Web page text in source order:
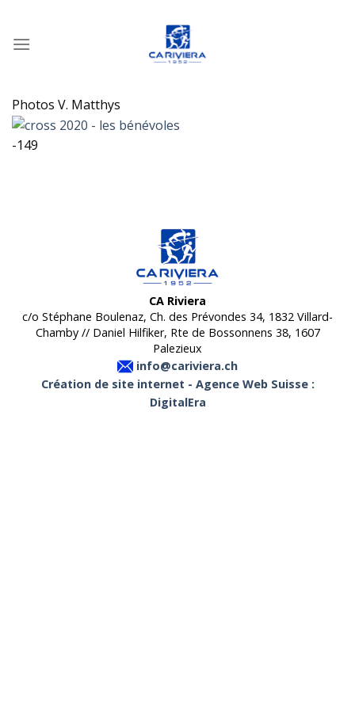
contenu
Photos V. Matthys
-149
CA Riviera
c/o Stéphane Boulenaz, Ch. des Prévondes 34, 1832 Villard-
Chamby // Daniel Hilfiker, Rte de Bossonnens 38, 1607
Palezieux
info@cariviera.ch
Création de site internet - Agence Web Suisse :
DigitalEra